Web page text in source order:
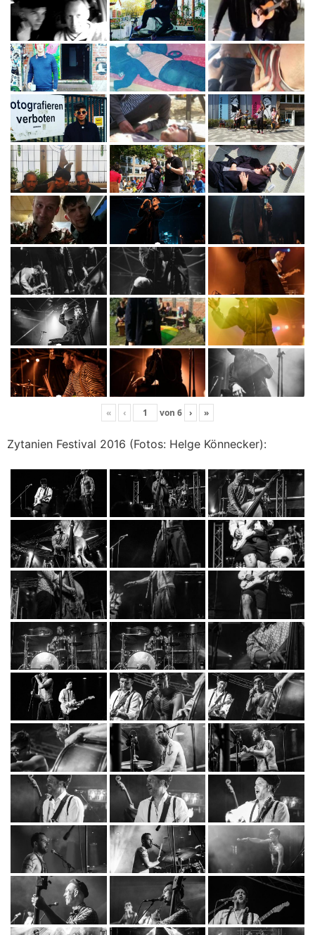
« ‹ von 6 › »
Zytanien Festival 2016 (Fotos: Helge Könnecker):